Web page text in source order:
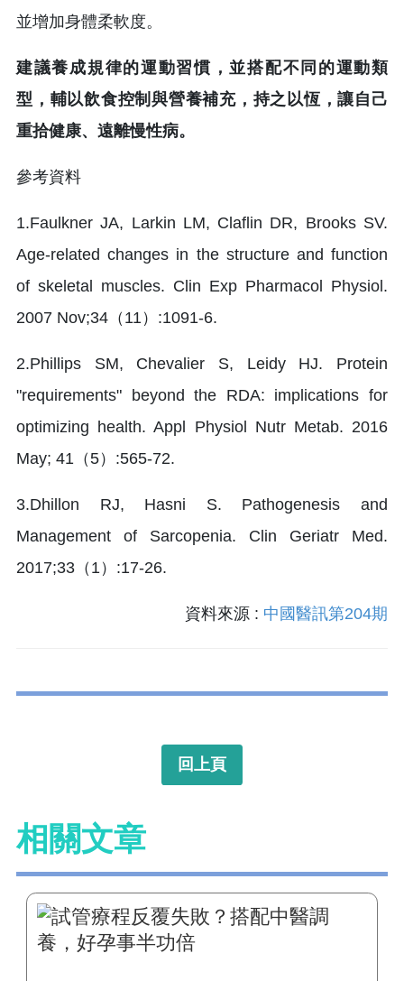
並增加身體柔軟度。
建議養成規律的運動習慣，並搭配不同的運動類
型，輔以飲食控制與營養補充，持之以恆，讓自己
重拾健康、遠離慢性病。
參考資料
1.Faulkner JA, Larkin LM, Claflin DR, Brooks SV.
Age-related changes in the structure and function
of skeletal muscles. Clin Exp Pharmacol Physiol.
2007 Nov;34（11）:1091-6.
2.Phillips SM, Chevalier S, Leidy HJ. Protein
"requirements" beyond the RDA: implications for
optimizing health. Appl Physiol Nutr Metab. 2016
May; 41（5）:565-72.
3.Dhillon RJ, Hasni S. Pathogenesis and
Management of Sarcopenia. Clin Geriatr Med.
2017;33（1）:17-26.
資料來源 : 中國醫訊第204期
回上頁
相關文章